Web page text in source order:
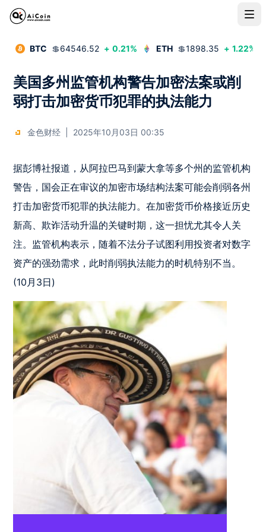
BTC 💲64546.52 + 0.21% ETH 💲1898.35 + 1.22%
美国多州监管机构警告加密法案或削
弱打击加密货币犯罪的执法能力
金色财经 2025年10月03日 00:35
据彭博社报道，从阿拉巴马到蒙大拿等多个州的监管机构
警告，国会正在审议的加密市场结构法案可能会削弱各州
打击加密货币犯罪的执法能力。在加密货币价格接近历史
新高、欺诈活动升温的关键时期，这一担忧尤其令人关
注。监管机构表示，随着不法分子试图利用投资者对数字
资产的强劲需求，此时削弱执法能力的时机特别不当。
(10月3日)